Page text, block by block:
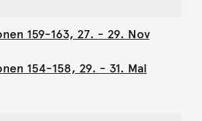
159-163, 27. - 29. Nov
154-158, 29. - 31. Mai